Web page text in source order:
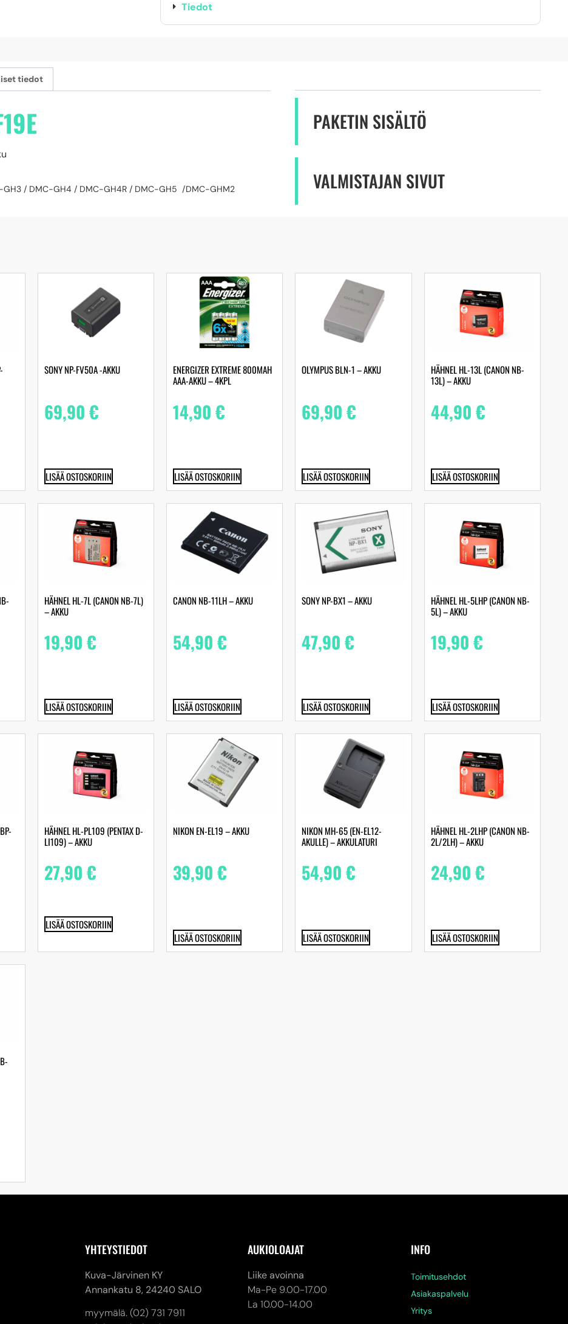
Tiedot
tiedot
GH3 / DMC-GH4 / DMC-GH4R / DMC-GH5 /DMC-GHM2
PAKETIN SISÄLTÖ
VALMISTAJAN SIVUT
SONY NP-FV50A -AKKU
69,90€
LISÄÄ OSTOSKORIIN
ENERGIZER EXTREME 800MAH
AAA-AKKU – 4KPL
14,90€
LISÄÄ OSTOSKORIIN
OLYMPUS BLN-1 – AKKU
69,90€
LISÄÄ OSTOSKORIIN
HÄHNEL HL-13L (CANON NB-
13L) – AKKU
44,90€
LISÄÄ OSTOSKORIIN
HÄHNEL HL-7L (CANON NB-7L)
– AKKU
19,90€
LISÄÄ OSTOSKORIIN
CANON NB-11LH – AKKU
54,90€
LISÄÄ OSTOSKORIIN
SONY NP-BX1 – AKKU
47,90€
LISÄÄ OSTOSKORIIN
HÄHNEL HL-5LHP (CANON NB-
5L) – AKKU
19,90€
LISÄÄ OSTOSKORIIN
HÄHNEL HL-PL109 (PENTAX D-
LI109) – AKKU
27,90€
LISÄÄ OSTOSKORIIN
NIKON EN-EL19 – AKKU
39,90€
LISÄÄ OSTOSKORIIN
NIKON MH-65 (EN-EL12-
AKULLE) – AKKULATURI
54,90€
LISÄÄ OSTOSKORIIN
HÄHNEL HL-2LHP (CANON NB-
2L/2LH) – AKKU
24,90€
LISÄÄ OSTOSKORIIN
YHTEYSTIEDOT
Kuva-Järvinen KY
Annankatu 8, 24240 SALO
myymälä. (02) 731 7911
AUKIOLOAJAT
Liike avoinna
Ma-Pe 9.00-17.00
La 10.00-14.00
INFO
Toimitusehdot
Asiakaspalvelu
Yritys